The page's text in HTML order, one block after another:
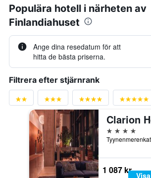
Populära hotell i närheten av
Finlandiahuset
Ange dina resedatum för att
hitta de bästa priserna.
Filtrera efter stjärnrank
4 stjärnor
1 087 kr
Visa